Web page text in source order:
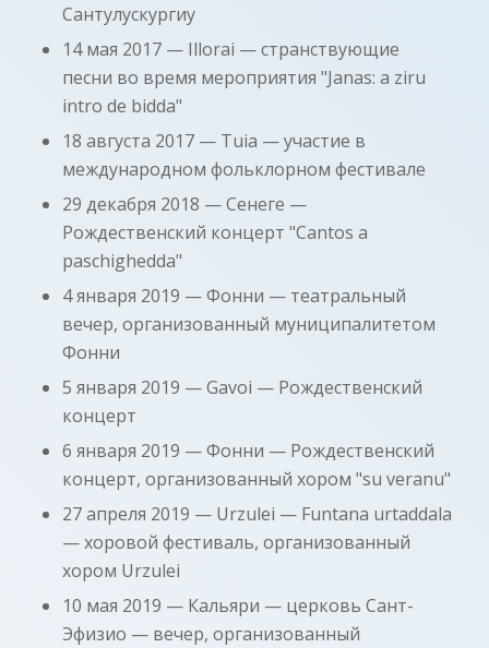
Сантулускургиу
14 мая 2017 — Illorai — странствующие
песни во время мероприятия "Janas: a ziru
intro de bidda"
18 августа 2017 — Tuia — участие в
международном фольклорном фестивале
29 декабря 2018 — Сенеге —
Рождественский концерт "Cantos a
paschighedda"
4 января 2019 — Фонни — театральный
вечер, организованный муниципалитетом
Фонни
5 января 2019 — Gavoi — Рождественский
концерт
6 января 2019 — Фонни — Рождественский
концерт, организованный хором "su veranu"
27 апреля 2019 — Urzulei — Funtana urtaddala
— хоровой фестиваль, организованный
хором Urzulei
10 мая 2019 — Кальяри — церковь Сант-
Эфизио — вечер, организованный